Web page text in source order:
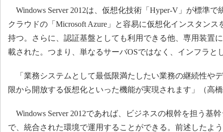
Windows Server 2012は、仮想化技術「Hyper-V」が標準
クラウドの「Microsoft Azure」と容易に仮想化インスタン
持つ。さらに、認証基盤としても利用できる他、専用装置
載された。つまり、単なるサーバOSではなく、インフラと
「業務システムとして最低限満たしたい業務の継続性や
限から開放する仮想化といった機能が実現されます」（高
Windows Server 2012であれば、ビジネスの根幹を担う基
で、統合された環境で運用することができる。前述したよ